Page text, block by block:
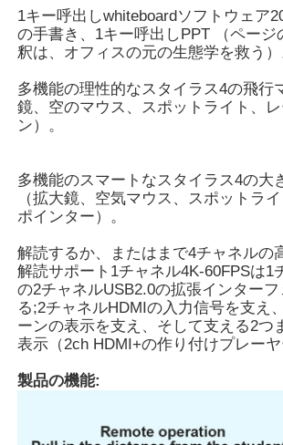
IRの相互whiteboard
理性的な黒板
1キー呼出しwhiteboardソフトウェア
の手書き、1キー呼出しPPT （ページ
釈は、オフィスの元の生態学を救う）
多機能の理性的なスタイラス4の飛行
鏡、空のマウス、スポットライト、
ン）。
多機能のスマートなスタイラス4の大
（拡大鏡、空気マウス、スポットラ
ポインター）。
解読するか、またはまで4チャネルの
解読サポート1チャネル4K-60FPSは1
の2チャネルUSB2.0の拡張インターフ
る;2チャネルHDMIの入力信号を支え
ーンの表示を支え、そして支える2つ
表示（2ch HDMI+の作り付けプレー
製品の機能: